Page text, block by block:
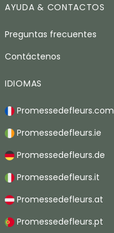
AYUDA & CONTACTOS
Preguntas frecuentes
Contáctenos
IDIOMAS
Promessedefleurs.com
Promessedefleurs.ie
Promessedefleurs.de
Promessedefleurs.it
Promessedefleurs.at
Promessedefleurs.pt